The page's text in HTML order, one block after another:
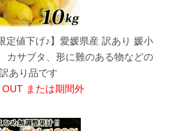
定値下げ♪】愛媛県産 訳あり 媛小
カサブタ、形に難のある物などの
訳あり品です
または期間外